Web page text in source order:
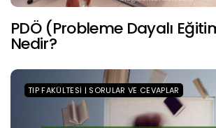
PDÖ (Probleme Dayalı
Nedir?
TIP FAKÜLTESI | SORULAR VE CEVAPLAR